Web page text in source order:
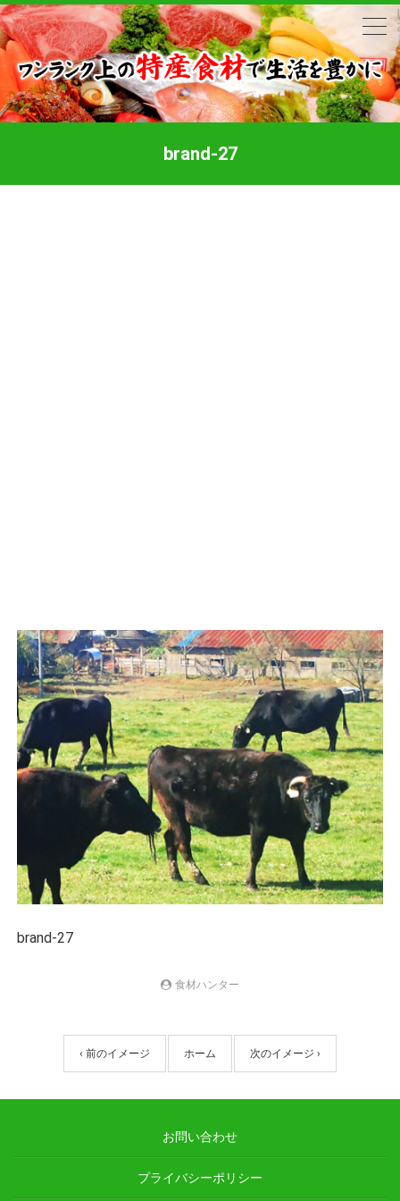
brand-27
brand-27
食材ハンター
‹ 前のイメージ ホーム 次のイメージ ›
お問い合わせ
プライバシーポリシー